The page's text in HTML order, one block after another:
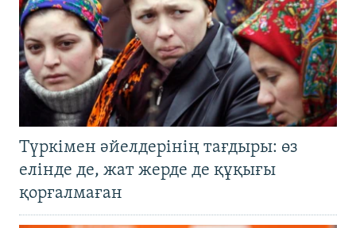
Түркімен әйелдерінің тағдыры: өз
елінде де, жат жерде де құқығы
қорғалмаған